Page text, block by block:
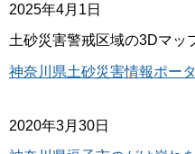
2025年4月1日
土砂災害警戒区域の3Dマッ
神奈川県土砂災害情報ポー
2020年3月30日